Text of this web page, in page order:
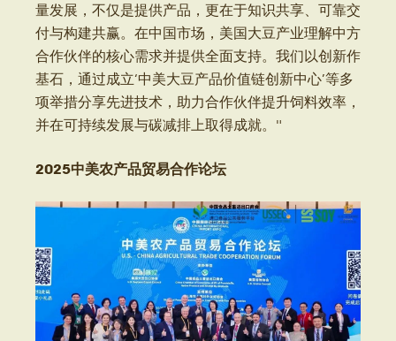
量发展，不仅是提供产品，更在于知识共享、可靠交
付与构建共赢。在中国市场，美国大豆产业理解中方
合作伙伴的核心需求并提供全面支持。我们以创新作
基石，通过成立‘中美大豆产品价值链创新中心’等多
项举措分享先进技术，助力合作伙伴提升饲料效率，
并在可持续发展与碳减排上取得成就。"
2025中美农产品贸易合作论坛